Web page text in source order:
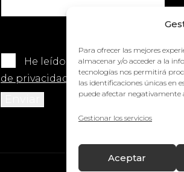
Para ofrecer las mejores
almacenar y/o acceder a la
tecnologías nos permitirá
las identificaciones únicas en
puede afectar negativamente
Gestionar los servicios
Aceptar
He leído y acepto lapolítica
de privacidad